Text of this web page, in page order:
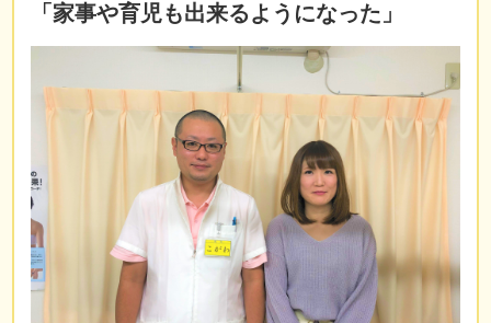
「家事や育児も出来るようになった」